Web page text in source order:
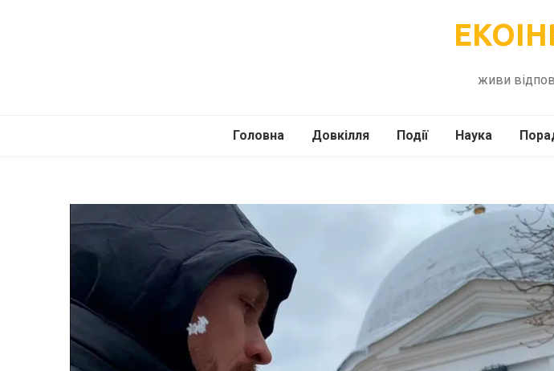
живи
Головна Довкілля
Подорожі
Події
Інше
Наука
Психологія
Технології Сад-